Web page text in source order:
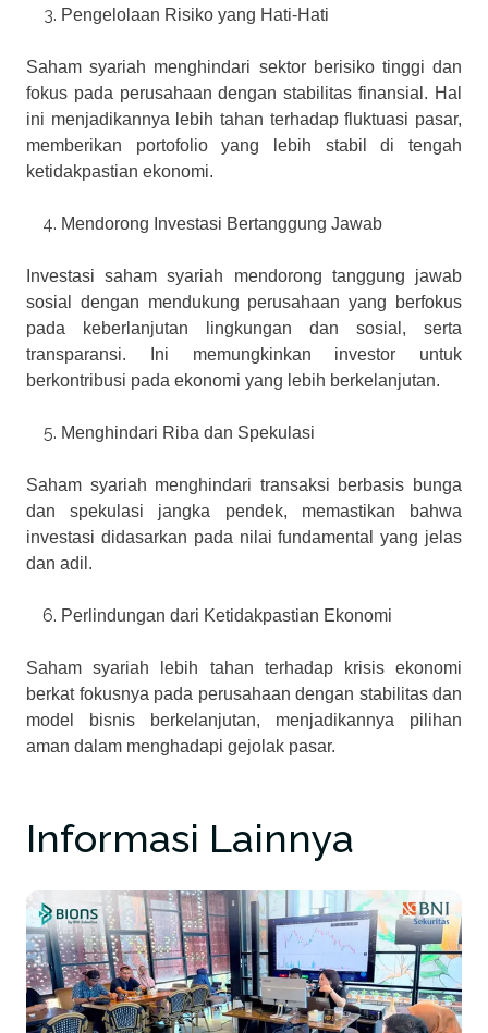
Pengelolaan Risiko yang Hati-Hati
Saham syariah menghindari sektor berisiko tinggi dan
fokus pada perusahaan dengan stabilitas finansial. Hal
ini menjadikannya lebih tahan terhadap fluktuasi pasar,
memberikan portofolio yang lebih stabil di tengah
ketidakpastian ekonomi.
Mendorong Investasi Bertanggung Jawab
Investasi saham syariah mendorong tanggung jawab
sosial dengan mendukung perusahaan yang berfokus
pada keberlanjutan lingkungan dan sosial, serta
transparansi. Ini memungkinkan investor untuk
berkontribusi pada ekonomi yang lebih berkelanjutan.
Menghindari Riba dan Spekulasi
Saham syariah menghindari transaksi berbasis bunga
dan spekulasi jangka pendek, memastikan bahwa
investasi didasarkan pada nilai fundamental yang jelas
dan adil.
Perlindungan dari Ketidakpastian Ekonomi
Saham syariah lebih tahan terhadap krisis ekonomi
berkat fokusnya pada perusahaan dengan stabilitas dan
model bisnis berkelanjutan, menjadikannya pilihan
aman dalam menghadapi gejolak pasar.
Informasi Lainnya